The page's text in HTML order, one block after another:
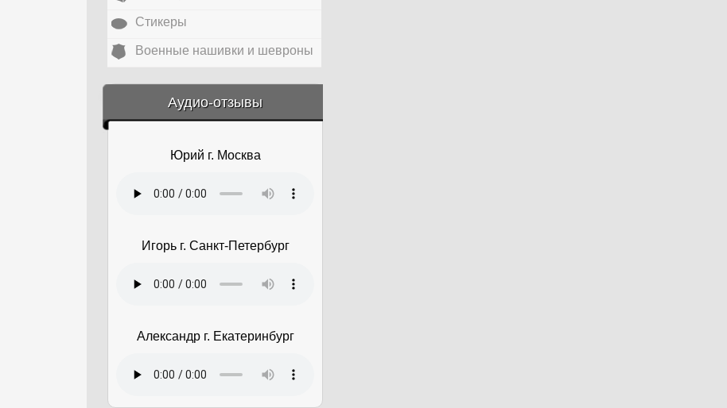
Стикеры
Военные нашивки и шевроны
Аудио-отзывы
&amp;nbsp;
Юрий г. Москва
Игорь г. Санкт-Петербург
Александр г. Екатеринбург